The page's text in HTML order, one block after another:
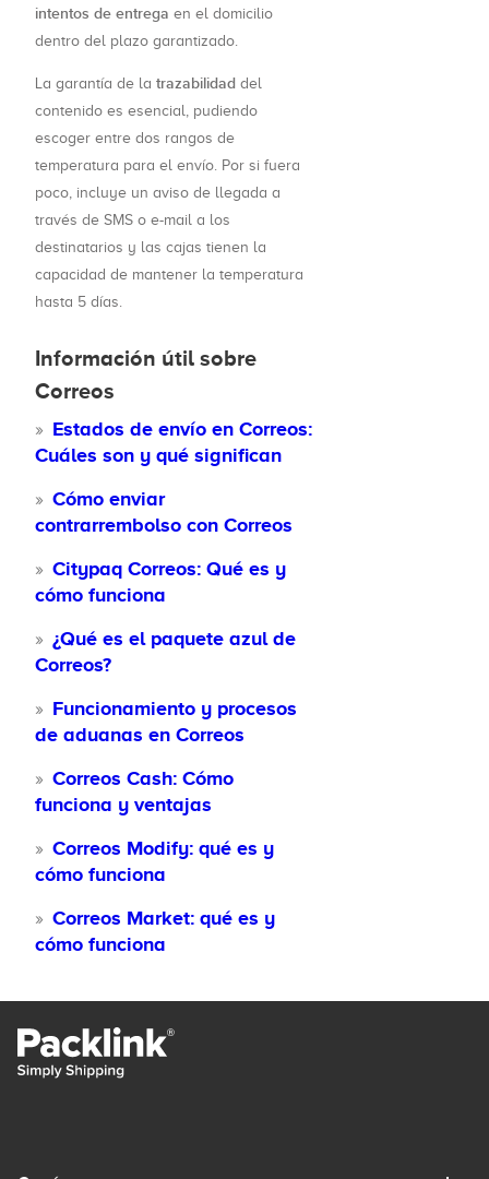
intentos de entrega en el domicilio
dentro del plazo garantizado.
La garantía de la trazabilidad del
contenido es esencial, pudiendo
escoger entre dos rangos de
temperatura para el envío. Por si fuera
poco, incluye un aviso de llegada a
través de SMS o e-mail a los
destinatarios y las cajas tienen la
capacidad de mantener la temperatura
hasta 5 días.
Información útil sobre
Correos
Estados de envío en Correos:
Cuáles son y qué significan
Cómo enviar
contrarrembolso con Correos
Citypaq Correos: Qué es y
cómo funciona
¿Qué es el paquete azul de
Correos?
Funcionamiento y procesos
de aduanas en Correos
Correos Cash: Cómo
funciona y ventajas
Correos Modify: qué es y
cómo funciona
Correos Market: qué es y
cómo funciona